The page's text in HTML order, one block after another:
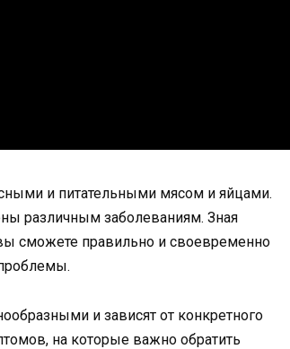
и питательными мясом и яйцами.
различным заболеваниям. Зная
сможете правильно и своевременно
и зависят от конкретного
на которые важно обратить